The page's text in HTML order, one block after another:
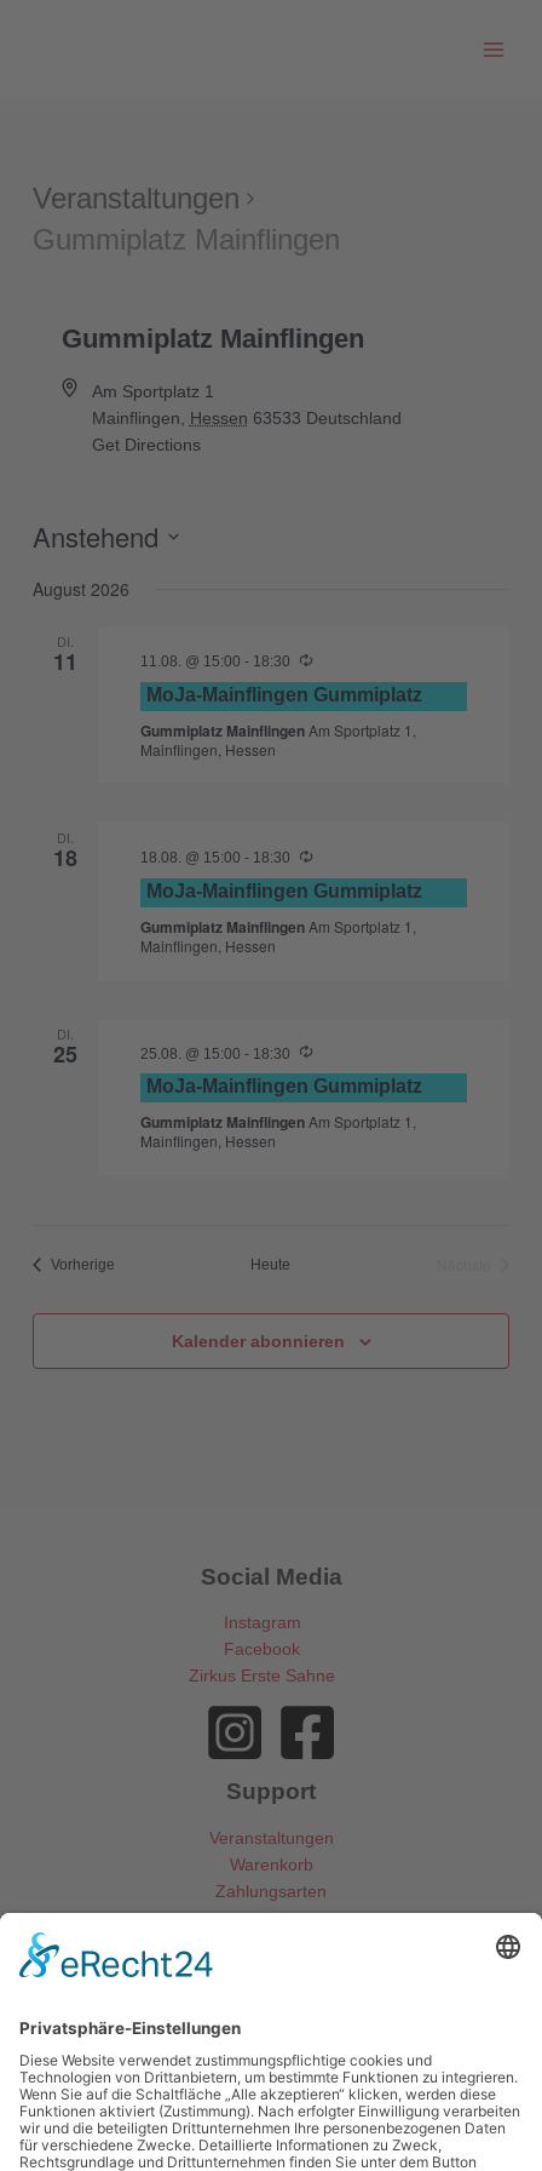
Veranstaltungen
Gummiplatz Mainflingen
Gummiplatz Mainflingen
Am Sportplatz 1
Mainflingen, Hessen 63533 Deutschland
Get Directions
Anstehend
wählen.
August 2026
DI.
11 11.08. @ 15:00 - 18:30
MoJa-Mainflingen Gummiplatz
Gummiplatz Mainflingen Am Sportplatz 1,
Mainflingen, Hessen
DI.
18 18.08. @ 15:00 - 18:30
MoJa-Mainflingen Gummiplatz
Gummiplatz Mainflingen Am Sportplatz 1,
Mainflingen, Hessen
DI.
25 25.08. @ 15:00 - 18:30
MoJa-Mainflingen Gummiplatz
Gummiplatz MainflingenAm Sportplatz 1,
Mainflingen, Hessen
VorherigeVeranstaltungen Heute
Kalender abonnieren
Social Media
Instagram
Facebook
Zirkus Erste Sahne
Support
Veranstaltungen
Warenkorb
Zahlungsarten
Gemeinde Mainhausen
Rheinstraße 3
63533 Mainhausen
06182 8900 -79 o. -85
jugend@mainhausen.de